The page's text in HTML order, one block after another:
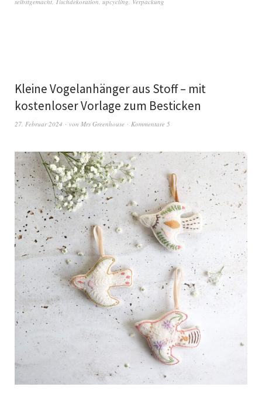
Kleine Vogelanhänger aus Stoff – mit
kostenloser Vorlage zum Besticken
27. Februar 2024 von Mrs Greenhouse Kommentare 5